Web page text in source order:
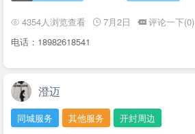
4354人浏览查看 7月2日
评论一下(0)
电话：18982618541
澄迈
同城服务 其他服务 开封周边